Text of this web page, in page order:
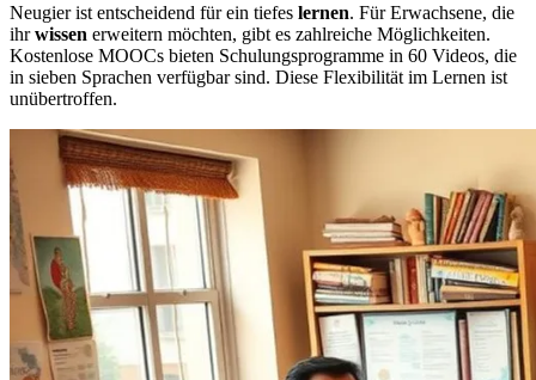
Neugier ist entscheidend für ein tiefes lernen. Für Erwachsene, die
ihrwissen erweitern möchten, gibt es zahlreiche Möglichkeiten.
Kostenlose MOOCs bieten Schulungsprogramme in 60 Videos, die
in sieben Sprachen verfügbar sind. Diese Flexibilität im Lernen ist
unübertroffen.